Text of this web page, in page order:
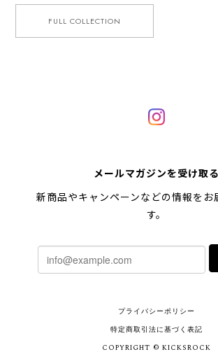
FULL COLLECTION
メールマガジンを受け取る
新商品やキャンペーンなどの情報をお
す。
プライバシーポリシー
特定商取引法に基づく表記
COPYRIGHT © KICKSROCK